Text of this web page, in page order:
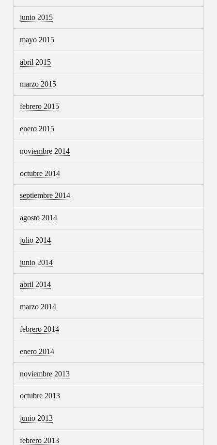
junio 2015
mayo 2015
abril 2015
marzo 2015
febrero 2015
enero 2015
noviembre 2014
octubre 2014
septiembre 2014
agosto 2014
julio 2014
junio 2014
abril 2014
marzo 2014
febrero 2014
enero 2014
noviembre 2013
octubre 2013
junio 2013
febrero 2013